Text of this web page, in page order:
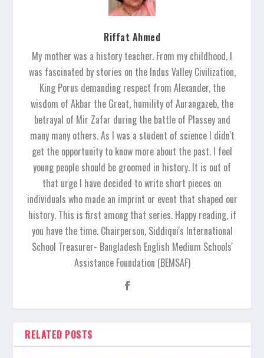
Riffat Ahmed
My mother was a history teacher. From my childhood, I
was fascinated by stories on the Indus Valley Civilization,
King Porus demanding respect from Alexander, the
wisdom of Akbar the Great, humility of Aurangazeb, the
betrayal of Mir Zafar during the battle of Plassey and
many many others. As I was a student of science I didn't
get the opportunity to know more about the past. I feel
young people should be groomed in history. It is out of
that urge I have decided to write short pieces on
individuals who made an imprint or event that shaped our
history. This is first among that series. Happy reading, if
you have the time. Chairperson, Siddiqui's International
School Treasurer- Bangladesh English Medium Schools'
Assistance Foundation (BEMSAF)
RELATED POSTS